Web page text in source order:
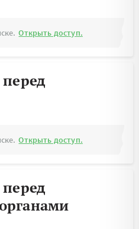
Открыть доступ.
Открыть доступ.